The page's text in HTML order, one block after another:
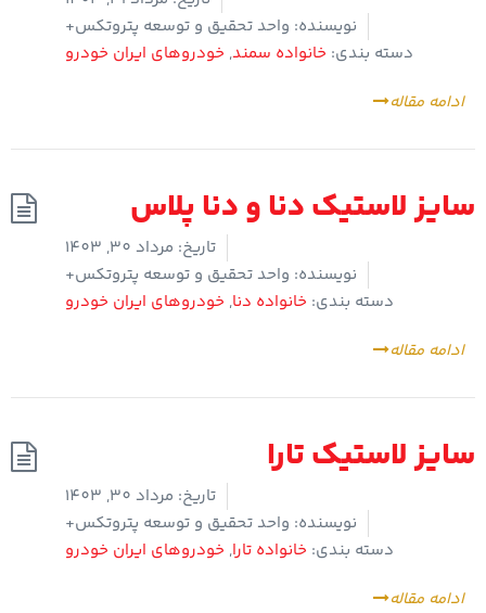
نویسنده: واحد تحقیق و توسعه پتروتکس+
دسته بندی: خانواده سمند, خودروهای ایران خودرو
ادامه مقاله
سایز لاستیک دنا و دنا پلاس
تاریخ: مرداد 30, 1403
نویسنده: واحد تحقیق و توسعه پتروتکس+
دسته بندی: خانواده دنا, خودروهای ایران خودرو
ادامه مقاله
سایز لاستیک تارا
تاریخ: مرداد 30, 1403
نویسنده: واحد تحقیق و توسعه پتروتکس+
دسته بندی: خانواده تارا, خودروهای ایران خودرو
ادامه مقاله